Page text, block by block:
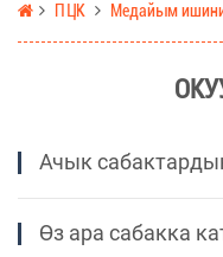
ПЦК Медайым
Ачык
Өз ара сабакка